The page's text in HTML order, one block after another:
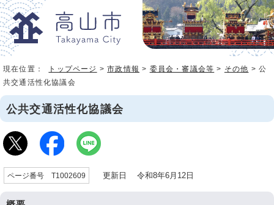
現在位置： トップページ >市政情報 > 委員会・審議会等 > その他 > 公
共交通活性化協議会
公共交通活性化協議会
ページ番号 T1002609 更新日 令和8年6月12日